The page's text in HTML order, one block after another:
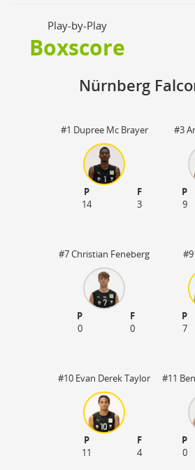
Play-by-Play
Boxscore
Nürnberg
#1 Dupree Mc Brayer
P
F
14
3
#3
P
9
#7 Christian Feneberg
P
F
0
0
#9
P
7
#10 Evan Derek Taylor
P
F
11
4
#11
P
0